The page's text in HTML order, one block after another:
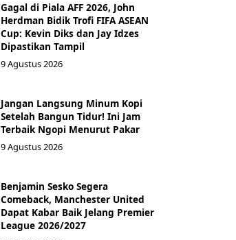
Gagal di Piala AFF 2026, John
Herdman Bidik Trofi FIFA ASEAN
Cup: Kevin Diks dan Jay Idzes
Dipastikan Tampil
9 Agustus 2026
Jangan Langsung Minum Kopi
Setelah Bangun Tidur! Ini Jam
Terbaik Ngopi Menurut Pakar
9 Agustus 2026
Benjamin Sesko Segera
Comeback, Manchester United
Dapat Kabar Baik Jelang Premier
League 2026/2027